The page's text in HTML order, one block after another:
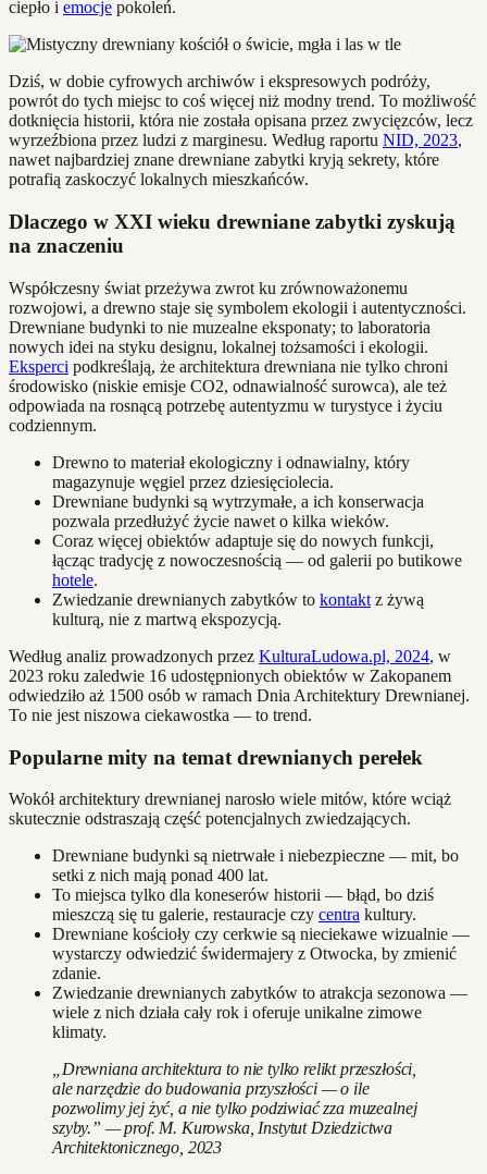
ciepło i emocje pokoleń.
Dziś, w dobie cyfrowych archiwów i ekspresowych podróży,
powrót do tych miejsc to coś więcej niż modny trend. To możliwość
dotknięcia historii, która nie została opisana przez zwycięzców, lecz
wyrzeźbiona przez ludzi z marginesu. Według raportu NID, 2023,
nawet najbardziej znane drewniane zabytki kryją sekrety, które
potrafią zaskoczyć lokalnych mieszkańców.
Dlaczego w XXI wieku drewniane zabytki zyskują
na znaczeniu
Współczesny świat przeżywa zwrot ku zrównoważonemu
rozwojowi, a drewno staje się symbolem ekologii i autentyczności.
Drewniane budynki to nie muzealne eksponaty; to laboratoria
nowych idei na styku designu, lokalnej tożsamości i ekologii.
Eksperci podkreślają, że architektura drewniana nie tylko chroni
środowisko (niskie emisje CO2, odnawialność surowca), ale też
odpowiada na rosnącą potrzebę autentyzmu w turystyce i życiu
codziennym.
Drewno to materiał ekologiczny i odnawialny, który
magazynuje węgiel przez dziesięciolecia.
Drewniane budynki są wytrzymałe, a ich konserwacja
pozwala przedłużyć życie nawet o kilka wieków.
Coraz więcej obiektów adaptuje się do nowych funkcji,
łącząc tradycję z nowoczesnością — od galerii po butikowe
hotele.
Zwiedzanie drewnianych zabytków to kontakt z żywą
kulturą, nie z martwą ekspozycją.
Według analiz prowadzonych przez KulturaLudowa.pl, 2024, w
2023 roku zaledwie 16 udostępnionych obiektów w Zakopanem
odwiedziło aż 1500 osób w ramach Dnia Architektury Drewnianej.
To nie jest niszowa ciekawostka — to trend.
Popularne mity na temat drewnianych perełek
Wokół architektury drewnianej narosło wiele mitów, które wciąż
skutecznie odstraszają część potencjalnych zwiedzających.
Drewniane budynki są nietrwałe i niebezpieczne — mit, bo
setki z nich mają ponad 400 lat.
To miejsca tylko dla koneserów historii — błąd, bo dziś
mieszczą się tu galerie, restauracje czy centra kultury.
Drewniane kościoły czy cerkwie są nieciekawe wizualnie —
wystarczy odwiedzić świdermajery z Otwocka, by zmienić
zdanie.
Zwiedzanie drewnianych zabytków to atrakcja sezonowa —
wiele z nich działa cały rok i oferuje unikalne zimowe
klimaty.
„Drewniana architektura to nie tylko relikt przeszłości,
ale narzędzie do budowania przyszłości — o ile
pozwolimy jej żyć, a nie tylko podziwiać zza muzealnej
szyby.” — prof. M. Kurowska, Instytut Dziedzictwa
Architektonicznego, 2023